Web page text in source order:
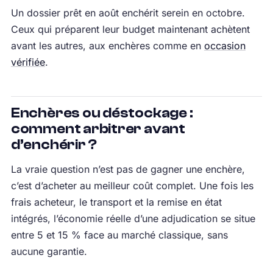
Un dossier prêt en août enchérit serein en octobre.
Ceux qui préparent leur budget maintenant achètent
avant les autres, aux enchères comme en occasion
vérifiée.
Enchères ou déstockage :
comment arbitrer avant
d’enchérir ?
La vraie question n’est pas de gagner une enchère,
c’est d’acheter au meilleur coût complet. Une fois les
frais acheteur, le transport et la remise en état
intégrés, l’économie réelle d’une adjudication se situe
entre 5 et 15 % face au marché classique, sans
aucune garantie.